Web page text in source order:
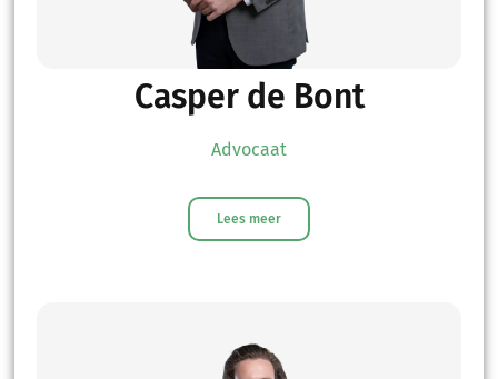
Casper de Bont
Advocaat
Lees meer